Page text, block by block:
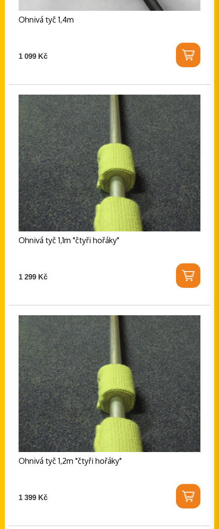
Ohnivá tyč 1,4m
1 099 Kč
Ohnivá tyč 1,1m "čtyři hořáky"
1 299 Kč
Ohnivá tyč 1,2m "čtyři hořáky"
1 399 Kč